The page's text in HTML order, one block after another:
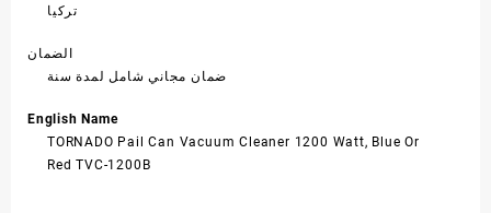
تركيا
الضمان
ضمان مجاني شامل لمدة سنة
English Name
TORNADO Pail Can Vacuum Cleaner 1200 Watt, Blue Or
Red TVC-1200B